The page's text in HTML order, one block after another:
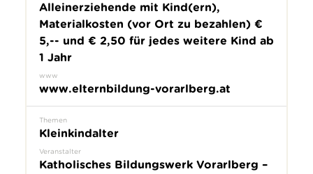
Alleinerziehende mit Kind(ern),
Materialkosten (vor Ort zu bezahlen) €
5,-- und € 2,50 für jedes weitere Kind ab
1 Jahr
www
www.elternbildung-vorarlberg.at
Themen
Kleinkindalter
Veranstalter
Katholisches Bildungswerk Vorarlberg –